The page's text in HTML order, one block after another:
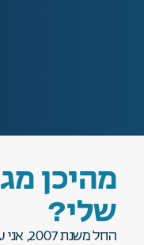
מהיכן
שלי?